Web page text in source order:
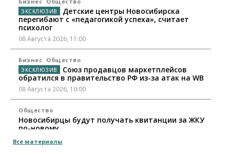
Детские центры Новосибирска
перегибают с «педагогикой успеха», считает
психолог
08 Августа 2026, 11:00
Бизнес Общество
Союз продавцов маркетплейсов
обратился в правительство РФ из-за атак на WB
08 Августа 2026, 10:00
Общество
Новосибирцы будут получать квитанции за ЖКУ
по-новому
08 Августа 2026, 09:00
Все материалы